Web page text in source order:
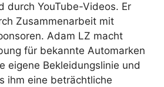
durch YouTube-Videos. Er
Zusammenarbeit mit
Adam LZ macht
für bekannte Automarken
eigene Bekleidungslinie und
ihm eine beträchtliche